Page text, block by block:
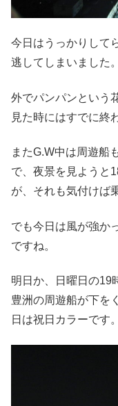
今日はうっかりして
逃してしまいました。
外でパンパンという
見た時にはすでに終
またG.W中は周遊船
で、夜景を見ようと
が、それも気付けば
でも今日は風が強か
ですね。
明日か、日曜日の19
豊洲の周遊船が下を
日は祝日カラーです。